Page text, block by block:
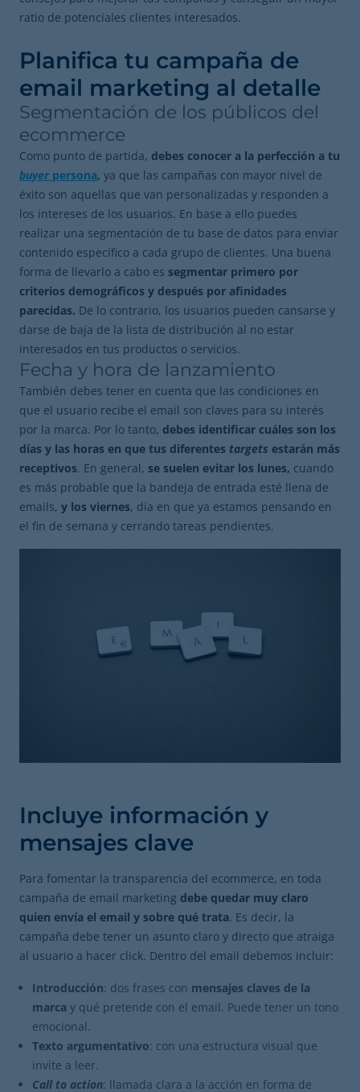
ratio de potenciales clientes interesados.
Planifica tu campaña de
email marketing al detalle
Segmentación de los públicos del
ecommerce
Como punto de partida, debes conocer a la perfección a tu
buyer persona, ya que las campañas con mayor nivel de
éxito son aquellas que van personalizadas y responden a
los intereses de los usuarios. En base a ello puedes
realizar una segmentación de tu base de datos para enviar
contenido específico a cada grupo de clientes. Una buena
forma de llevarlo a cabo es segmentar primero por
criterios demográficos y después por afinidades
parecidas. De lo contrario, los usuarios pueden cansarse y
darse de baja de la lista de distribución al no estar
interesados en tus productos o servicios.
Fecha y hora de lanzamiento
También debes tener en cuenta que las condiciones en
que el usuario recibe el email son claves para su interés
por la marca. Por lo tanto, debes identificar cuáles son los
días y las horas en que tus diferentes targets estarán más
receptivos. En general, se suelen evitar los lunes, cuando
es más probable que la bandeja de entrada esté llena de
emails, y los viernes, día en que ya estamos pensando en
el fin de semana y cerrando tareas pendientes.
Incluye información y
mensajes clave
Para fomentar la transparencia del ecommerce, en toda
campaña de email marketing debe quedar muy claro
quien envía el email y sobre qué trata. Es decir, la
campaña debe tener un asunto claro y directo que atraiga
al usuario a hacer click. Dentro del email debemos incluir:
Introducción: dos frases con mensajes claves de la
marca y qué pretende con el email. Puede tener un tono
emocional.
Texto argumentativo: con una estructura visual que
invite a leer.
Call to action: llamada clara a la acción en forma de